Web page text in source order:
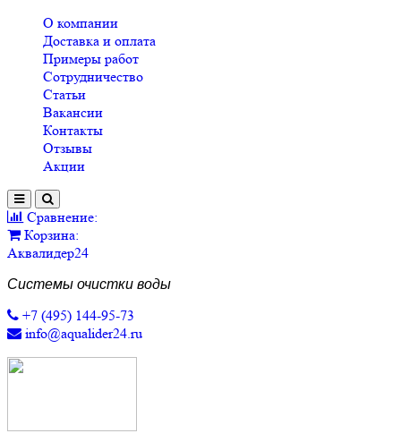
О компании
Доставка и оплата
Примеры работ
Сотрудничество
Статьи
Вакансии
Контакты
Отзывы
Акции
Сравнение:
Корзина:
Аквалидер24
Системы очистки воды
+7 (495) 144-95-73
info@aqualider24.ru